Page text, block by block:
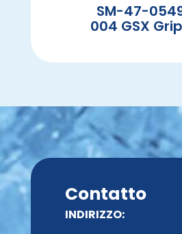
SM-47-
004 GSX
Contatto
INDIRIZZO: